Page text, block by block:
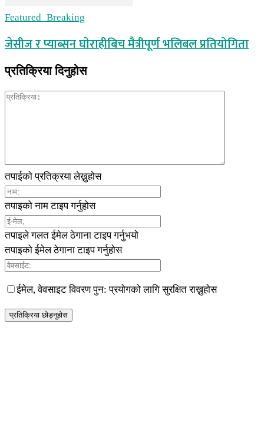
Featured_Breaking
जेसीज र प्याब्सन घाेराहीबिच मैत्रीपूर्ण भलिबल प्रतियोगिता
प्रतिक्रिया दिनुहोस
तपाईको प्रतिक्रया लेख्नुहोस
तपाइको नाम टाइप गर्नुहोस
तपाइले गलत ईमेल ठेगाना टाइप गर्नुभयो
तपाइको ईमेल ठेगाना टाइप गर्नुहोस
ईमेल, वेवसाइट विवरण पुन: प्रयोगको लागि सुरक्षित राख्नुहोस